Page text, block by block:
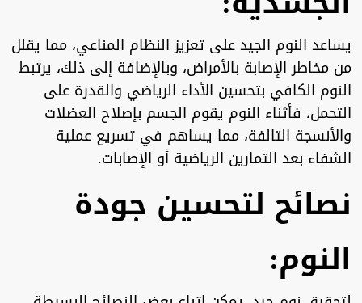
يساعد النوم الجيد على تعزيز النظام المناعي، مما يقلل
من مخاطر الإصابة بالأمراض، وبالإضافة إلى ذلك، يرتبط
النوم الكافي بتحسين الأداء الرياضي والقدرة على
التحمل، فأثناء النوم يقوم الجسم بإصلاح العضلات
والأنسجة التالفة، مما يساهم في تسريع عملية
الشفاء بعد التمارين الرياضية أو الإصابات.
نصائح لتحسين جودة
النوم: